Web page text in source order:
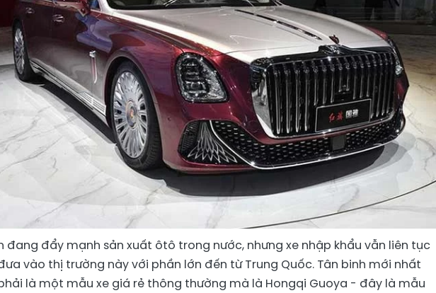
đang đẩy mạnh sản xuất ôtô trong nước, nhưng xe nhập khẩu vẫn liên tục
vào thị trường này với phần lớn đến từ Trung Quốc. Tân binh mới nhất
là một mẫu xe giá rẻ thông thường mà là Hongqi Guoya - đây là mẫu